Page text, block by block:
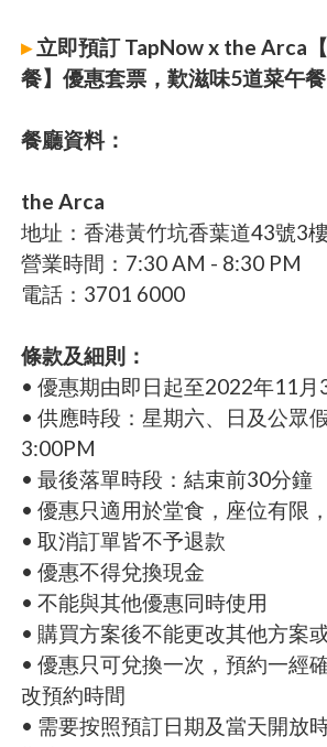
▸立即預訂 TapNow x the Arca
餐】優惠套票，歎滋味5道菜午
餐廳資料：
the Arca
地址：香港黃竹坑香葉道43號3
營業時間：7:30 AM - 8:30 PM
電話：3701 6000
條款及細則：
• 優惠期由即日起至2022年11月
• 供應時段：星期六、日及公眾
3:00PM
• 最後落單時段：結束前30分鐘
• 優惠只適用於堂食，座位有限
• 取消訂單皆不予退款
• 優惠不得兌換現金
• 不能與其他優惠同時使用
• 購買方案後不能更改其他方案
• 優惠只可兌換一次，預約一經
改預約時間
• 需要按照預訂日期及當天開放